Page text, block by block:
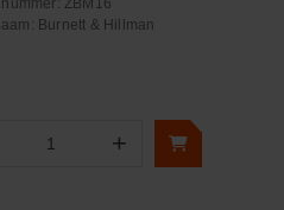
ZBM16
Burnett & Hillman
Aantal +